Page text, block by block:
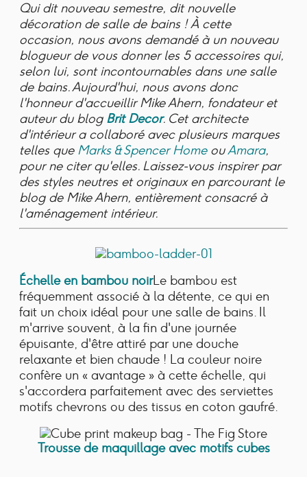
Qui dit nouveau semestre, dit nouvelle
décoration de salle de bains ! À cette
occasion, nous avons demandé à un nouveau
blogueur de vous donner les 5 accessoires qui,
selon lui, sont incontournables dans une salle
de bains. Aujourd'hui, nous avons donc
l'honneur d'accueillir Mike Ahern, fondateur et
auteur du blog Brit Decor. Cet architecte
d'intérieur a collaboré avec plusieurs marques
telles que Marks & Spencer HomeouAmara,
pour ne citer qu'elles. Laissez-vous inspirer par
des styles neutres et originaux en parcourant le
blog de Mike Ahern, entièrement consacré à
l'aménagement intérieur.
Échelle en bambou noirLe bambou est
fréquemment associé à la détente, ce qui en
fait un choix idéal pour une salle de bains. Il
m'arrive souvent, à la fin d'une journée
épuisante, d'être attiré par une douche
relaxante et bien chaude ! La couleur noire
confère un « avantage » à cette échelle, qui
s'accordera parfaitement avec des serviettes
motifs chevrons ou des tissus en coton gaufré.
Trousse de maquillage avec motifs cubes